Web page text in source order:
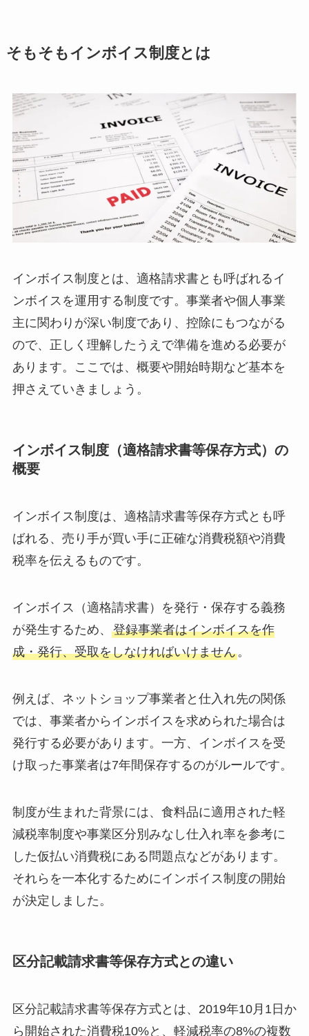
そもそもインボイス制度とは
インボイス制度とは、適格請求書とも呼ばれるイ
ンボイスを運用する制度です。事業者や個人事業
主に関わりが深い制度であり、控除にもつながる
ので、正しく理解したうえで準備を進める必要が
あります。ここでは、概要や開始時期など基本を
押さえていきましょう。
インボイス制度（適格請求書等保存方式）の
概要
インボイス制度は、適格請求書等保存方式とも呼
ばれる、売り手が買い手に正確な消費税額や消費
税率を伝えるものです。
インボイス（適格請求書）を発行・保存する義務
が発生するため、 登録事業者はインボイスを作
成・発行、受取をしなければいけません。
例えば、ネットショップ事業者と仕入れ先の関係
では、事業者からインボイスを求められた場合は
発行する必要があります。一方、インボイスを受
け取った事業者は7年間保存するのがルールです。
制度が生まれた背景には、食料品に適用された軽
減税率制度や事業区分別みなし仕入れ率を参考に
した仮払い消費税にある問題点などがあります。
それらを一本化するためにインボイス制度の開始
が決定しました。
区分記載請求書等保存方式との違い
区分記載請求書等保存方式とは、2019年10月1日か
ら開始された消費税10%と、軽減税率の8%の複数